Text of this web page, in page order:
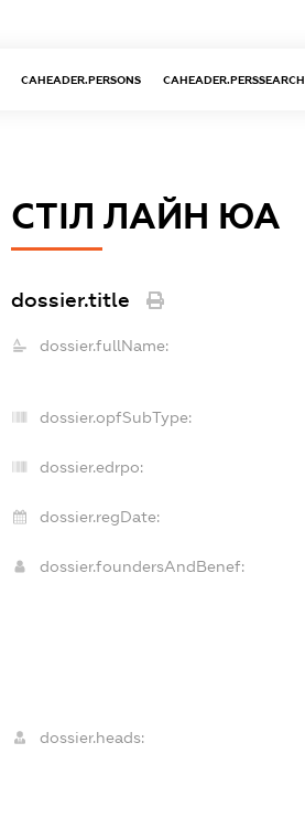
CAHEADER.PERSONS CAHEADER.PERSSEARCH
СТІЛ ЛАЙН ЮА
dossier.title
dossier.fullName:
dossier.opfSubType:
dossier.edrpo:
dossier.regDate:
dossier.foundersAndBenef:
dossier.heads: